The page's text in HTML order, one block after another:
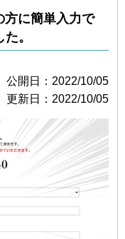
に簡単入力で
。
公開日：2022/10/05
更新日：2022/10/05